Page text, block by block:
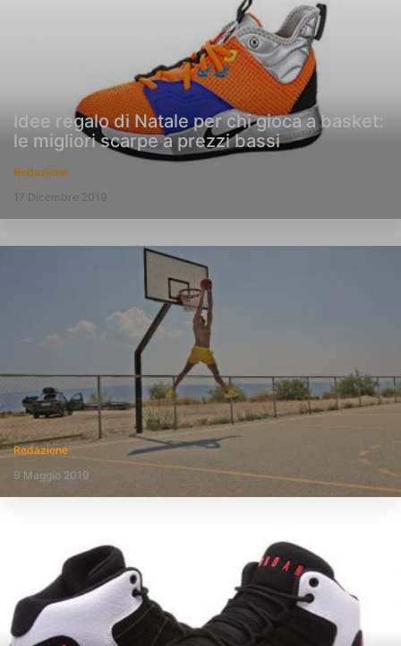
Idee regalo di Natale per chi gioca a basket:
le migliori scarpe a prezzi bassi
Redazione
17 Dicembre 2019
Redazione
9 Maggio 2019